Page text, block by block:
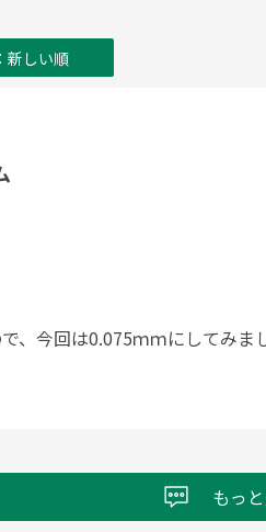
新しい順
、今回は0.075ｍｍにしてみま
もっ